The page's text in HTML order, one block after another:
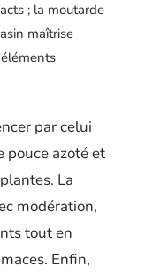
; la moutarde
maîtrise
par celui
pouce azoté et
La
modération,
tout en
Enfin,